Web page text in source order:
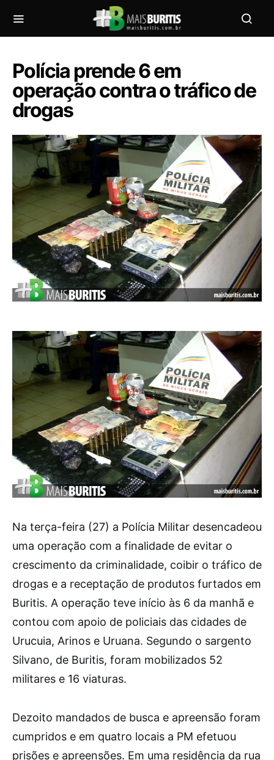
Polícia prende 6 em
operação contra o tráfico de
drogas
Na terça-feira (27) a Polícia Militar desencadeou
uma operação com a finalidade de evitar o
crescimento da criminalidade, coibir o tráfico de
drogas e a receptação de produtos furtados em
Buritis. A operação teve início às 6 da manhã e
contou com apoio de policiais das cidades de
Urucuia, Arinos e Uruana. Segundo o sargento
Silvano, de Buritis, foram mobilizados 52
militares e 16 viaturas.
Dezoito mandados de busca e apreensão foram
cumpridos e em quatro locais a PM efetuou
prisões e apreensões. Em uma residência da rua